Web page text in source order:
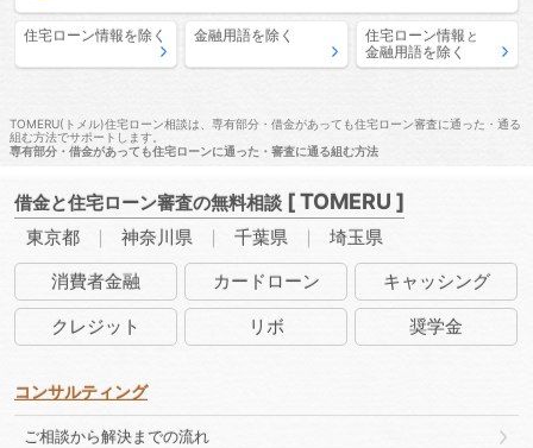
TOMERU(トメル)住宅ローン相談は、専有部分・借金があっても住宅ローン審査に通った・通る
組む方法でサポートします。
専有部分・借金があっても住宅ローンに通った・審査に通る組む方法
住宅ローン情報を除く 金融用語を除く 住宅ローン情報 と
金融用語を除く
借金と住宅ローン審査の無料相談 [ TOMERU ]
東京都 神奈川県 千葉県
埼玉県
消費者金融 カード ローン キャッシング
クレジット リボ 奨学金
コンサルティング
ご相談から解決までの流れ